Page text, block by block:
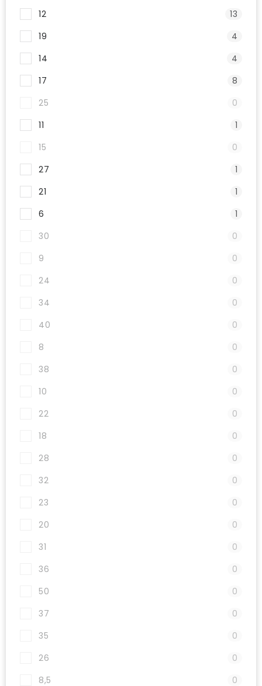
12
13
19
4
14
4
17
8
25
0
11
1
15
0
27
1
21
1
6
1
30
0
9
0
24
0
34
0
40
0
8
0
38
0
10
0
22
0
18
0
28
0
32
0
23
0
20
0
31
0
36
0
50
0
37
0
35
0
26
0
8,5
0